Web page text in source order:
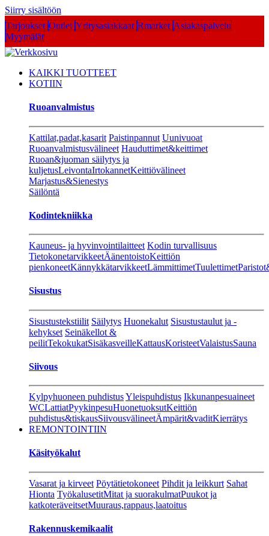
Siirry sisältöön
Tarjoukset Outlet Yritysasiakkaat Rmarket Asiakaspalvelu
Myymälät
KAIKKI TUOTTEET
KOTIIN
Ruoanvalmistus
Kattilat,padat,kasarit Paistinpannut Uunivuoat
Ruoanvalmistusvälineet Hauduttimet&keittimet
Ruoan&juoman säilytys ja
kuljetusLeivontaIrtokannetKeittiövälineet
Marjastus&Sienestys
Säilöntä
Kodintekniikka
Kauneus- ja hyvinvointilaitteet Kodin turvallisuus
TietokonetarvikkeetÄänentoistoKeittiön
pienkoneetKännykkätarvikkeetLämmittimetTuulettimet
Sisustus
Sisustustekstiilit Säilytys Huonekalut Sisustustaulut ja -
kehykset Seinäkellot &
peilitTekokukatSisäkasveilleKattausKoristeetValaistusSauna
Siivous
Kylpyhuoneen puhdistusYleispuhdistus Ikkunanpesuaineet
WCLattiatPyykinpesuHuonetuoksutKeittiön
puhdistus&tiskausSiivousvälineetÄmpärit&vaditKierrätys
REMONTOINTIIN
Käsityökalut
Vasarat ja kirveet Pöytätietokoneet Pihdit ja leikkurt Sahat
Hionta TyökalusetitMitat ja suorakulmatPuukot ja
katkoteräveitsetMuuraus,rappaus,laatoitus
Rakennuskemikaalit